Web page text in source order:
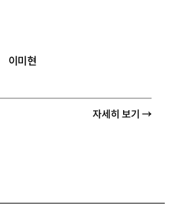
이미현
자세히 보기 →